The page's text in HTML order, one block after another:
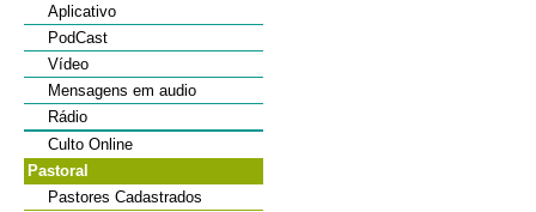
Aplicativo
PodCast
Vídeo
Mensagens em audio
Rádio
Culto Online
Pastoral
Pastores Cadastrados